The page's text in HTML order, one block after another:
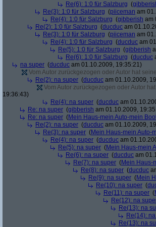
Re(6): 1:0 für Salzburg (
Re(3): 1:0 für Salzburg (piiceman am
Re(4): 1:0 für Salzburg (gibberish am
Re(2): 1:0 für Salzburg (ducduc am
Re(3): 1:0 für Salzburg (piiceman am
Re(4): 1:0 für Salzburg (ducduc am
Re(5): 1:0 für Salzburg (gibberish
Re(6): 1:0 für Salzburg (ducduc
na super (ducduc am 01.10.2009, 19:35:21)
Vom Autor zurückgezogen oder Autor hat
Re(2): na super (ducduc am 01.10.2009,
Vom Autor zurückgezogen oder Autor
19:36:43)
Re(4): na super (ducduc am
Re: na super (gibberish am 01.10.2009,
Re: na super (Mein Haus-mein Auto-mein
Re(2): na super (ducduc am 01.10.2009,
Re(3): na super (Mein Haus-mein Auto-
Re(4): na super (ducduc am
Re(5): na super (Mein Haus-mein
Re(6): na super (ducduc am
Re(7): na super (Mein Haus-
Re(8): na super (ducduc
Re(9): na super (Mein
Re(10): na super (
Re(11): na super (
Re(12): na
Re(13): na
Re(14):
Re(13): na